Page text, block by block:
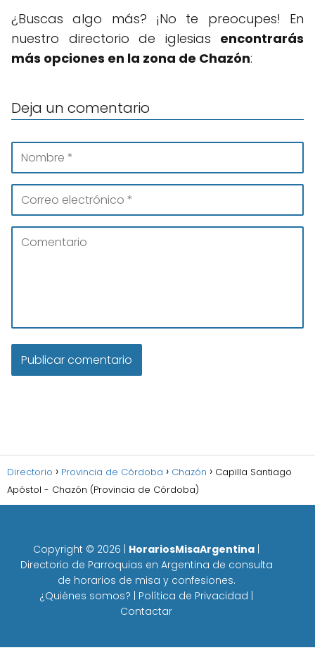
¿Buscas algo más? ¡No te preocupes! En
nuestro directorio de iglesias encontrarás
más opciones en la zona de Chazón:
Deja un comentario
Directorio Provincia de Córdoba Chazón
Capilla Santiago
Apóstol - Chazón (Provincia de Córdoba)
Copyright © 2026 HorariosMisaArgentina
Directorio de Parroquias en Argentina de consulta
de horarios de misa y confesiones.
¿Quiénes somos?
Política de Privacidad
Contactar